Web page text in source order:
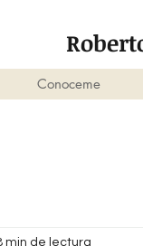
Conoceme
min de lectura